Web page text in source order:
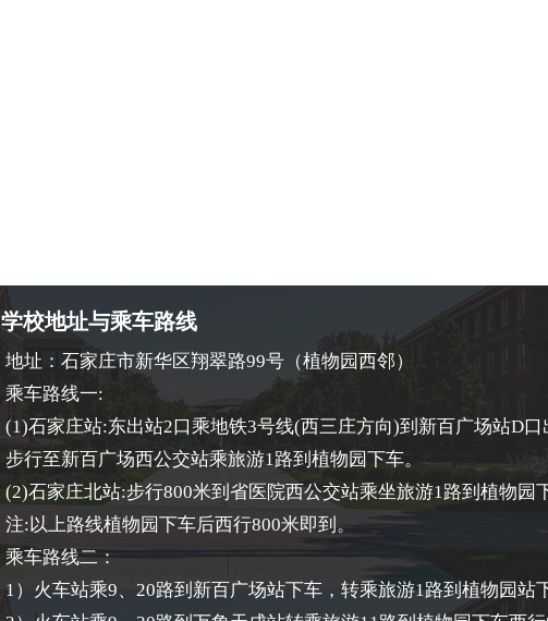
学校地址与乘车路线
地址：石家庄市新华区翔翠路99号（植物园西邻）
乘车路线一:
(1)石家庄站:东出站2口乘地铁3号线(西三庄方向)到新百广场站D口
步行至新百广场西公交站乘旅游1路到植物园下车。
(2)石家庄北站:步行800米到省医院西公交站乘坐旅游1路到植物园
注:以上路线植物园下车后西行800米即到。
乘车路线二：
1）火车站乘9、20路到新百广场站下车，转乘旅游1路到植物园站